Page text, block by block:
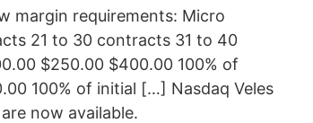
margin requirements: Micro
21 to 30 contracts 31 to 40
$250.00 $400.00 100% of
100% of initial […] Nasdaq Veles
now available.